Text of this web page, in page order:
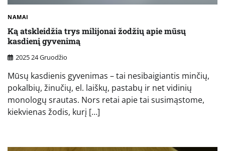
NAMAI
Ką atskleidžia trys milijonai žodžių apie mūsų
kasdienį gyvenimą
2025 24 Gruodžio
Mūsų kasdienis gyvenimas – tai nesibaigiantis minčių,
pokalbių, žinučių, el. laiškų, pastabų ir net vidinių
monologų srautas. Nors retai apie tai susimąstome,
kiekvienas žodis, kurį […]